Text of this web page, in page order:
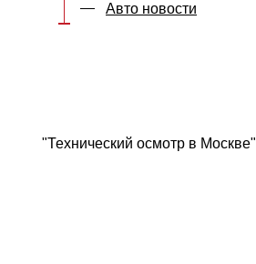
Авто новости
"Технический осмотр в Москве"